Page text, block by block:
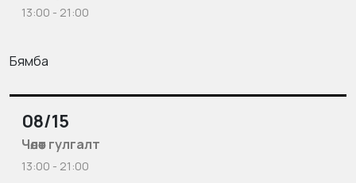
13:00 - 21:00
Бямба
08/15
Чөлөөт гулгалт
13:00 - 21:00